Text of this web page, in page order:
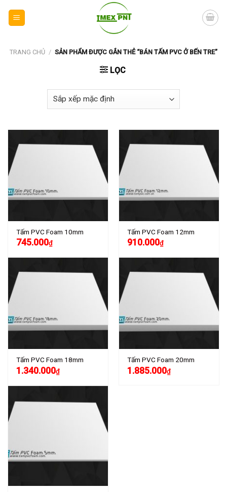
TRANG CHỦ / SẢN PHẨM ĐƯỢC GẮN THẺ “BÁN TẤM PVC Ở BẾN TRE”
LỌC
Tấm PVC Foam 10mm
745.000₫
Tấm PVC Foam 12mm
910.000₫
Tấm PVC Foam 18mm
1.340.000₫
Tấm PVC Foam 20mm
1.885.000₫